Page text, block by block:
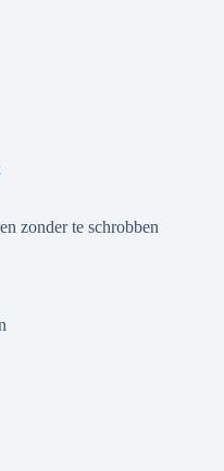
zonder te schrobben